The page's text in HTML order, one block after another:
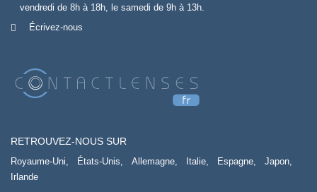
vendredi de 8h à 18h, le samedi de 9h à 13h.
Écrivez-nous
RETROUVEZ-NOUS SUR
Royaume-Uni, États-Unis, Allemagne, Italie, Espagne,
Japon,
Irlande